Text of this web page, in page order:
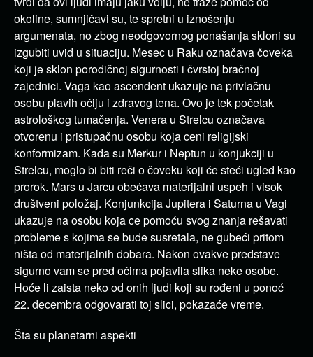
okoline, sumnjičavi su, te spretni u iznošenju
argumenata, no zbog neodgovornog ponašanja skloni su
izgubiti uvid u situaciju. Mesec u Raku označava čoveka
koji je sklon porodičnoj sigurnosti i čvrstoj bračnoj
zajednici. Vaga kao ascendent ukazuje na privlačnu
osobu plavih očiju i zdravog tena. Ovo je tek početak
astrološkog tumačenja. Venera u Strelcu označava
otvorenu i pristupačnu osobu koja ceni religijski
konformizam. Kada su Merkur i Neptun u konjukciji u
Strelcu, moglo bi biti reči o čoveku koji će steći ugled kao
prorok. Mars u Jarcu obećava materijalni uspeh i visok
društveni položaj. Konjunkcija Jupitera i Saturna u Vagi
ukazuje na osobu koja ce pomoću svog znanja rešavati
probleme s kojima se bude susretala, ne gubeći pritom
ništa od materijalnih dobara. Nakon ovakve predstave
sigurno vam se pred očima pojavila slika neke osobe.
Hoće li zaista neko od onih ljudi koji su rođeni u ponoć
22. decembra odgovarati toj slici, pokazaće vreme.
Šta su planetarni aspekti